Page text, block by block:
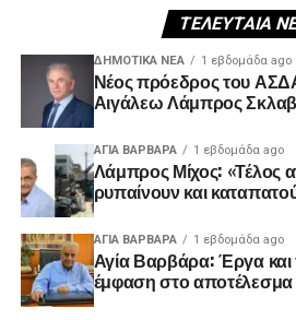
ΤΕΛΕΥΤΑΊΑ
ΔΗΜΟΤΙΚΆ ΝΈΑ 1 εβδομάδα ago
Νέος πρόεδρος του
Αιγάλεω Λάμπρος
ΑΓΙΑ ΒΑΡΒΑΡΑ 1 εβδομάδα ago
Λάμπρος Μίχος: «Τέλος
ρυπαίνουν και
ΑΓΙΑ ΒΑΡΒΑΡΑ 1 εβδομάδα ago
Αγία Βαρβάρα: Έργα και
έμφαση στο αποτέλεσμα